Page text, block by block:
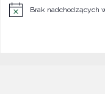
Powiadomienie
Brak nadchodzących